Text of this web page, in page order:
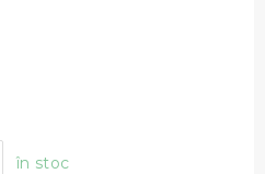
în stoc